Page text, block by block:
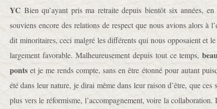
YC Bien qu’ayant pris ma retraite depuis bientôt six années,
souviens encore des relations de respect que nous avions alors à
dit minoritaires, ceci malgré les différents qui nous opposaient et
largement favorable. Malheureusement depuis tout ce temps,
ponts et je me rends compte, sans en être étonné pour autant
été dans leur nature, je dirai même dans leur raison d’être, que
plus vers le réformisme, l’accompagnement, voire la collaboration.